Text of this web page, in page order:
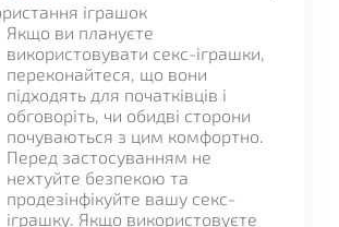
іграшок
Якщо ви плануєте
використовувати секс-іграшки,
переконайтеся, що вони
підходять для початківців і
обговоріть, чи обидві сторони
почуваються з цим комфортно.
Перед застосуванням не
нехтуйте безпекою та
продезінфікуйте вашу секс-
іграшку. Якщо використовуєте